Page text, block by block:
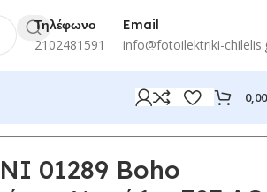
Τηλέφωνο
2102481591
Email
info@fotoilektriki-
01289 Boho